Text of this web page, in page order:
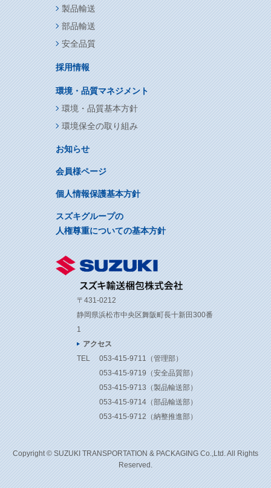
〒431-0212
静岡県浜松市中央区舞阪町長十新田300番
1
アクセス
TEL
053-415-9711（管理部）
053-415-9719（安全品質部）
053-415-9713（製品輸送部）
053-415-9714（部品輸送部）
053-415-9712（納整推進部）
製品輸送
部品輸送
安全品質
採用情報
環境・品質マネジメント
環境・品質基本方針
環境保全の取り組み
お知らせ
会員様ページ
個人情報保護基本方針
スズキグループの
人権尊重についての基本方針
Copyright © SUZUKI TRANSPORTATION & PACKAGING Co.,Ltd. All Rights
Reserved.